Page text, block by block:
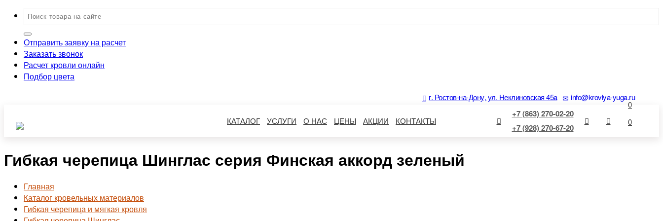
Отправить заявку на расчет
Заказать звонок
Расчет кровли онлайн
Подбор цвета
г. Ростов-на-Дону, ул. Неклиновская 45a info@krovlya-yuga.ru
+7 (863) 270-02-20
+7 (928) 270-67-20
0
0
КАТАЛОГ УСЛУГИ О НАС ЦЕНЫ АКЦИИ КОНТАКТЫ
Гибкая черепица Шинглас серия Финская аккорд зеленый
Главная
Каталог кровельных материалов
Гибкая черепица и мягкая кровля